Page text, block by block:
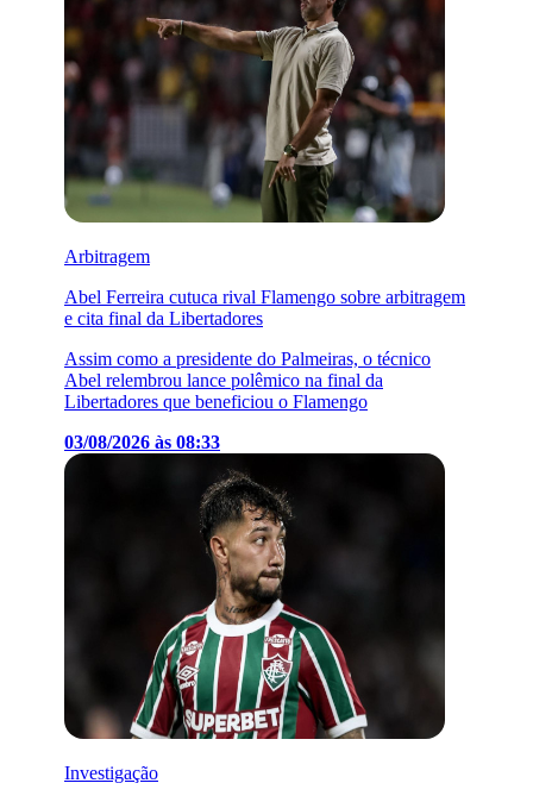
Arbitragem
Abel Ferreira cutuca rival Flamengo sobre arbitragem
e cita final da Libertadores
Assim como a presidente do Palmeiras, o técnico
Abel relembrou lance polêmico na final da
Libertadores que beneficiou o Flamengo
03/08/2026 às 08:33
Investigação